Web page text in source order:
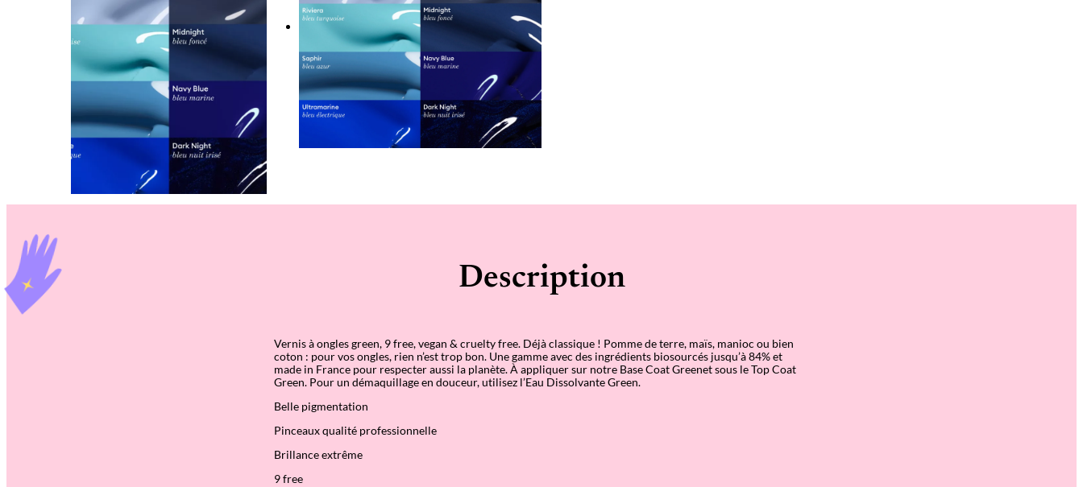
Description
Vernis à ongles green, 9 free, vegan & cruelty free. Déjà classique ! Pomme de terre, maïs, manioc ou bien
coton : pour vos ongles, rien n’est trop bon. Une gamme avec des ingrédients biosourcés jusqu’à 84% et
made in France pour respecter aussi la planète. À appliquer sur notre Base Coat Greenet sous le Top Coat
Green. Pour un démaquillage en douceur, utilisez l’Eau Dissolvante Green.
Belle pigmentation
Pinceaux qualité professionnelle
Brillance extrême
9 free